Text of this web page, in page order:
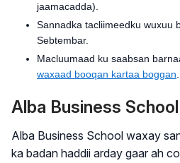
jaamacadda).
Sannadka tacliimeedku wuxuu
Sebtembar.
Macluumaad ku saabsan
waxaad booqan kartaa boggan.
Alba Business School
Alba Business School waxay
ka badan haddii arday gaar ah